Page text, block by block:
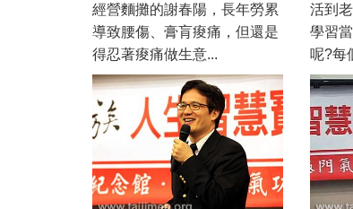
經營麵攤的謝春陽，長年勞累
導致腰傷、膏肓痠痛，但還是
得忍著痠痛做生意...
活到
學習
呢?每